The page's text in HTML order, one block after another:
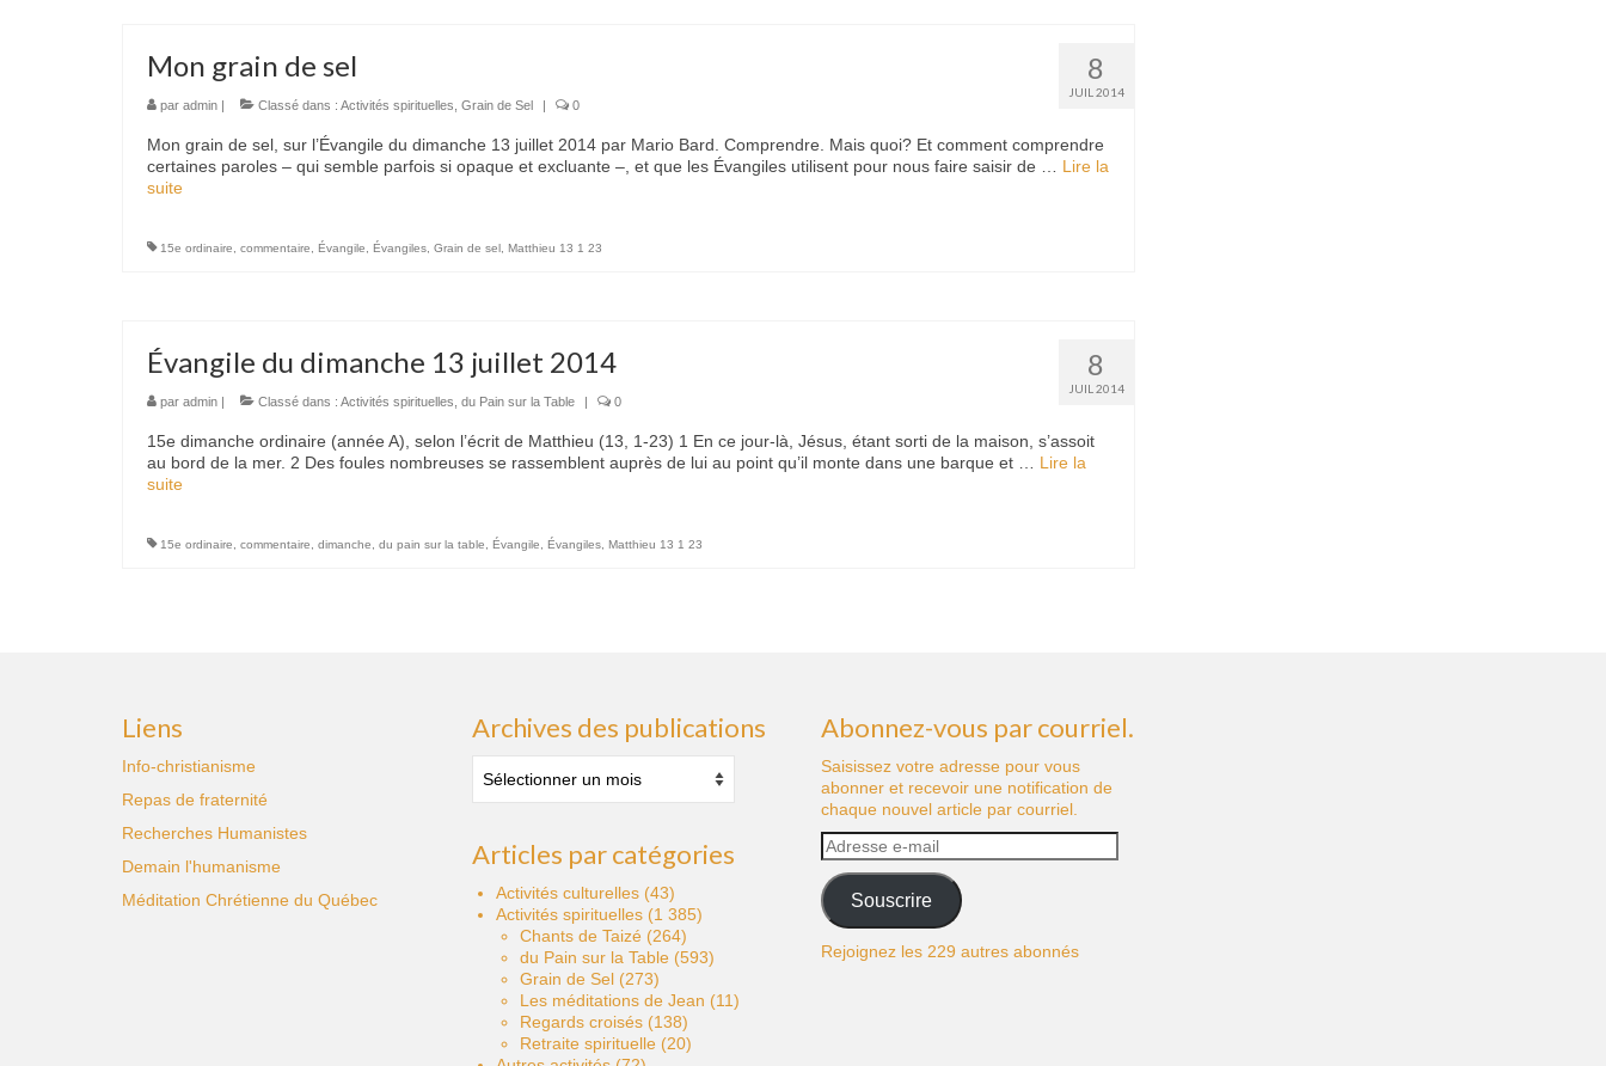
8
JUIL 2014
Mon grain de sel
par admin | Classé dans : Activités spirituelles Grain de Sel | 0
Mon grain de sel, sur l’Évangile du dimanche 13 juillet 2014 par Mario Bard. Comprendre. Mais quoi? Et comment comprendre
certaines paroles – qui semble parfois si opaque et excluante –, et que les Évangiles utilisent pour nous faire saisir de … Lire la
suite­­
15e ordinaire commentaire Évangile Évangiles Grain de sel Matthieu 13 1 23
8
JUIL 2014
Évangile du dimanche 13 juillet 2014
par admin | Classé dans : Activités spirituelles du Pain sur la Table | 0
15e dimanche ordinaire (année A), selon l’écrit de Matthieu (13, 1-23) 1 En ce jour-là, Jésus, étant sorti de la maison, s’assoit
au bord de la mer. 2 Des foules nombreuses se rassemblent auprès de lui au point qu’il monte dans une barque et … Lire la
suite­­
15e ordinaire commentaire dimanche du pain sur la table Évangile Évangiles Matthieu 13 1 23
Liens
Info-christianisme
Repas de fraternité
Recherches Humanistes
Demain l'humanisme
Méditation Chrétienne du Québec
Archives des publications
des
publications
Articles par catégories
Activités culturelles(43)
Activités spirituelles(1 385)
Chants de Taizé(264)
du Pain sur la Table(593)
Grain de Sel(273)
Les méditations de Jean (11)
Regards croisés(138)
Retraite spirituelle(20)
Abonnez-vous par courriel.
Saisissez votre adresse pour vous
abonner et recevoir une notification de
chaque nouvel article par courriel.
Adresse
e-
mail
Souscrire
Rejoignez les 229 autres abonnés